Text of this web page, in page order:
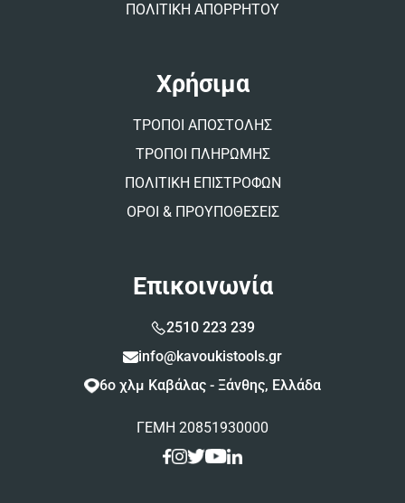
ΠΟΛΙΤΙΚΗ ΑΠΟΡΡΗΤΟΥ
Χρήσιμα
ΤΡΟΠΟΙ ΑΠΟΣΤΟΛΗΣ
ΤΡΟΠΟΙ ΠΛΗΡΩΜΗΣ
ΠΟΛΙΤΙΚΗ ΕΠΙΣΤΡΟΦΩΝ
ΟΡΟΙ & ΠΡΟΥΠΟΘΕΣΕΙΣ
Επικοινωνία
2510 223 239
info@kavoukistools.gr
6ο χλμ Καβάλας - Ξάνθης, Ελλάδα
ΓΕΜΗ 20851930000